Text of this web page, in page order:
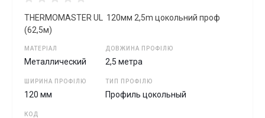
THERMOMASTER UL 120мм 2,5m цокольний проф
(62,5м)
МАТЕРІАЛ
Металлический
ДОВЖИНА ПРОФІЛЮ
2,5 метра
ШИРИНА ПРОФІЛЮ
120 мм
ТИП ПРОФІЛЮ
Профиль цокольный
КОД